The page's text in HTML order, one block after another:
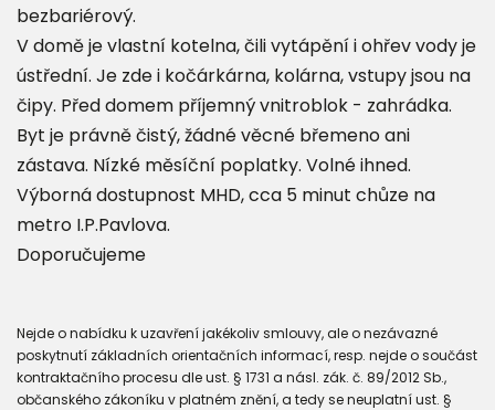
bezbariérový.
V domě je vlastní kotelna, čili vytápění i ohřev vody je
ústřední. Je zde i kočárkárna, kolárna, vstupy jsou na
čipy. Před domem příjemný vnitroblok - zahrádka.
Byt je právně čistý, žádné věcné břemeno ani
zástava. Nízké měsíční poplatky. Volné ihned.
Výborná dostupnost MHD, cca 5 minut chůze na
metro I.P.Pavlova.
Doporučujeme
Nejde o nabídku k uzavření jakékoliv smlouvy, ale o nezávazné
poskytnutí základních orientačních informací, resp. nejde o součást
kontraktačního procesu dle ust. § 1731 a násl. zák. č. 89/2012 Sb.,
občanského zákoníku v platném znění, a tedy se neuplatní ust. §